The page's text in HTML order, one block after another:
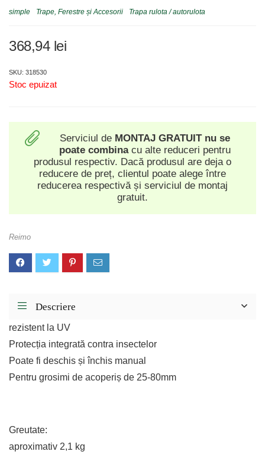
simple
Trape, Ferestre și Accesorii Trapa rulota / autorulota
368,94 lei
SKU: 318530
Stoc epuizat
Serviciul de MONTAJ GRATUIT nu se
poate combinacu alte reduceri pentru
produsul respectiv. Dacă produsul are deja o
reducere de preț, clientul poate alege între
reducerea respectivă și serviciul de montaj
gratuit.
Reimo
Descriere
rezistent la UV
Protecția integrată contra insectelor
Poate fi deschis și închis manual
Pentru grosimi de acoperiș de 25-80mm
Greutate:
aproximativ 2,1 kg